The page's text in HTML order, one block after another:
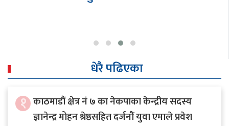
धेरै पढिएका
१ काठमाडौं क्षेत्र नं ७ का नेकपाका केन्द्रीय सदस्य
ज्ञानेन्द्र मोहन श्रेष्ठसहित दर्जनौं युवा एमाले प्रवेश